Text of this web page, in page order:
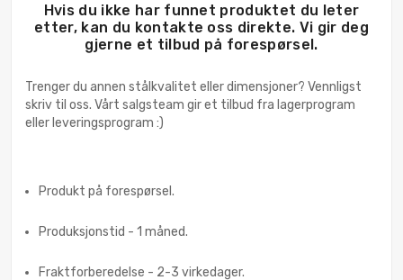
Hvis du ikke har funnet produktet du leter
etter, kan du kontakte oss direkte. Vi gir deg
gjerne et tilbud på forespørsel.
Trenger du annen stålkvalitet eller dimensjoner? Vennligst
skriv til oss. Vårt salgsteam gir et tilbud fra lagerprogram
eller leveringsprogram :)
Produkt på forespørsel.
Produksjonstid - 1 måned.
Fraktforberedelse - 2-3 virkedager.